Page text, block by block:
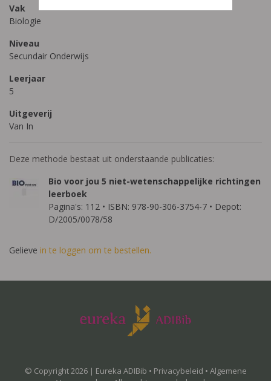
Vak
Biologie
Niveau
Secundair Onderwijs
Leerjaar
5
Uitgeverij
Van In
Deze methode bestaat uit onderstaande publicaties:
Bio voor jou 5 niet-wetenschappelijke richtingen
leerboek
Pagina's: 112 • ISBN: 978-90-306-3754-7 • Depot:
D/2005/0078/58
Gelieve in te loggen om te bestellen.
© Copyright 2026 | Eureka ADIBib • Privacybeleid • Algemene